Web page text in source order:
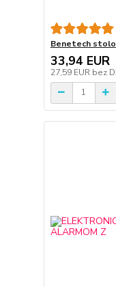
Benetech
33,94 EUR
27,59 EUR bez